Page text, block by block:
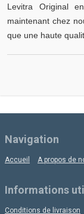
Levitra Original
maintenant chez
que une haute
Navigation
Accueil A propos de
Informations
Conditions de livraison